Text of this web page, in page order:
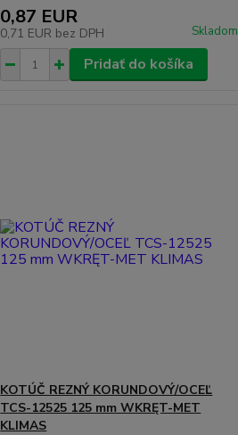
0,87 EUR
0,71 EUR bez DPH Skladom
Pridať do košíka
KOTÚČ REZNÝ KORUNDOVÝ/OCEĽ
TCS-12525 125 mm WKRĘT-MET
KLIMAS